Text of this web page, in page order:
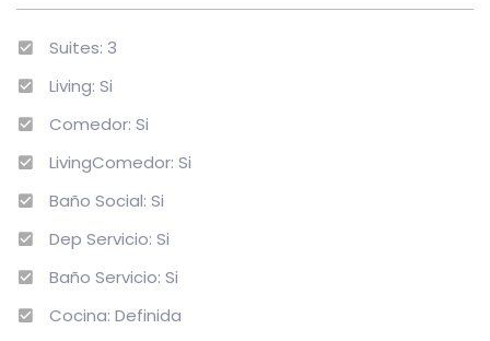
Suites: 3
Living: Si
Comedor: Si
LivingComedor: Si
Baño Social: Si
Dep Servicio: Si
Baño Servicio: Si
Cocina: Definida